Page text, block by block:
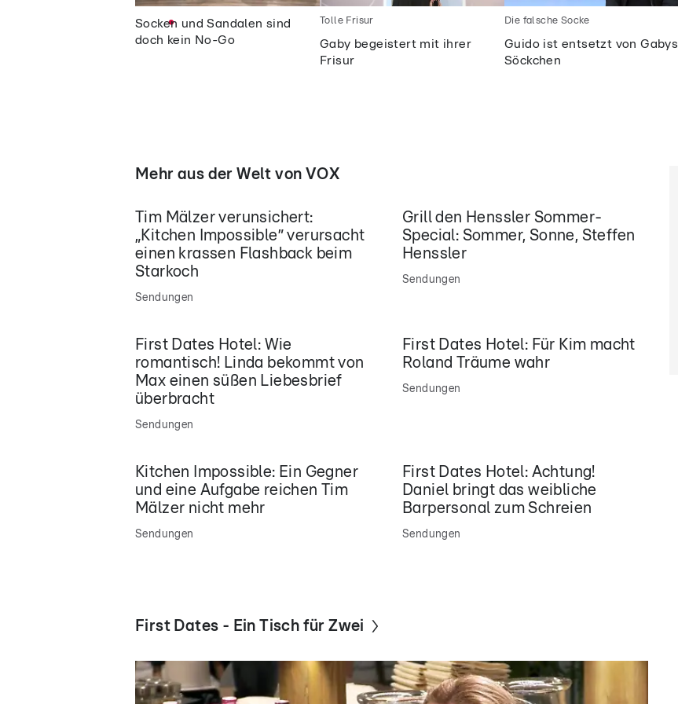
Socken und Sandalen sind
doch kein No-Go
Gaby begeistert mit ihrer
Frisur
Tolle Frisur
Guido ist entsetzt von Gabys
Söckchen
Die falsche Socke
Mehr aus der Welt von VOX
Tim Mälzer verunsichert:
„Kitchen Impossible” verursacht
einen krassen Flashback beim
Starkoch
Sendungen
Grill den Henssler Sommer-
Special: Sommer, Sonne, Steffen
Henssler
Sendungen
First Dates Hotel: Wie
romantisch! Linda bekommt von
Max einen süßen Liebesbrief
überbracht
Sendungen
First Dates Hotel: Für Kim macht
Roland Träume wahr
Sendungen
Kitchen Impossible: Ein Gegner
und eine Aufgabe reichen Tim
Mälzer nicht mehr
Sendungen
First Dates Hotel: Achtung!
Daniel bringt das weibliche
Barpersonal zum Schreien
Sendungen
First Dates - Ein Tisch für Zwei